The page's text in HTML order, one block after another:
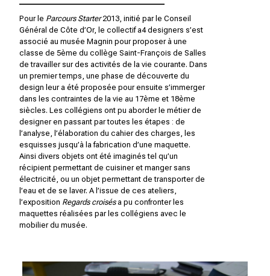
Pour le Parcours Starter2013, initié par le Conseil
Général de Côte d’Or, le collectif a4 designers s’est
associé au musée Magnin pour proposer à une
classe de 5ème du collège Saint-François de Salles
de travailler sur des activités de la vie courante. Dans
un premier temps, une phase de découverte du
design leur a été proposée pour ensuite s’immerger
dans les contraintes de la vie au 17ème et 18ème
siècles. Les collégiens ont pu aborder le métier de
designer en passant par toutes les étapes : de
l’analyse, l’élaboration du cahier des charges, les
esquisses jusqu’à la fabrication d’une maquette.
Ainsi divers objets ont été imaginés tel qu’un
récipient permettant de cuisiner et manger sans
électricité, ou un objet permettant de transporter de
l’eau et de se laver. A l’issue de ces ateliers,
l’exposition Regards croisésa pu confronter les
maquettes réalisées par les collégiens avec le
mobilier du musée.